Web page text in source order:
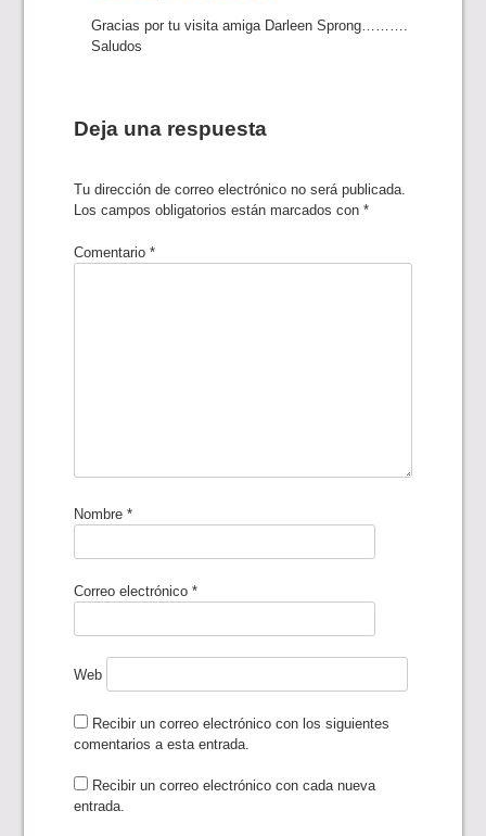
Gracias por tu visita amiga Darleen Sprong……….
Saludos
Deja una respuesta
Tu dirección de correo electrónico no será publicada.
Los campos obligatorios están marcados con*
Comentario*
Nombre*
Correo electrónico*
Web
Recibir un correo electrónico con los siguientes
comentarios a esta entrada.
Recibir un correo electrónico con cada nueva
entrada.